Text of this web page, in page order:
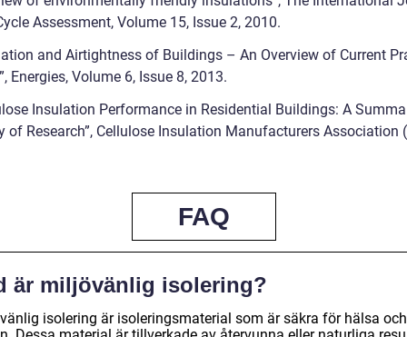
Assessment, Volume 15, Issue 2, 2010.
and Airtightness of Buildings – An Overview of Current
Energies, Volume 6, Issue 8, 2013.
Insulation Performance in Residential Buildings: A
of Research”, Cellulose Insulation Manufacturers Association
FAQ
är miljövänlig isolering?
isolering är isoleringsmaterial som är säkra för hälsa och